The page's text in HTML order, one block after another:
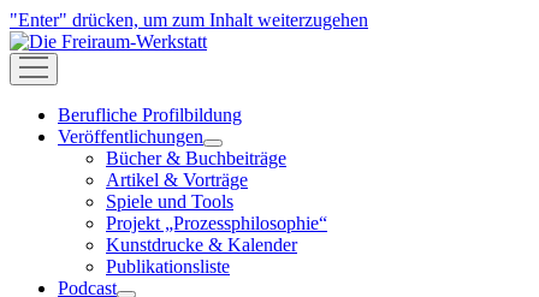
"Enter" drücken, um zum Inhalt weiterzugehen
Die
Freiraum-
Werkstatt
open
menu
Berufliche Profilbildung
Veröffentlichungen
open
menu
Bücher & Buchbeiträge
Artikel & Vorträge
Spiele und Tools
Projekt „Prozessphilosophie“
Kunstdrucke & Kalender
Publikationsliste
Podcast